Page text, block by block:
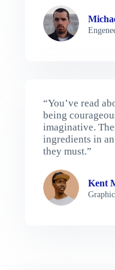
“You’ve read
being
imaginative.
ingredients in
they must.”
Kent